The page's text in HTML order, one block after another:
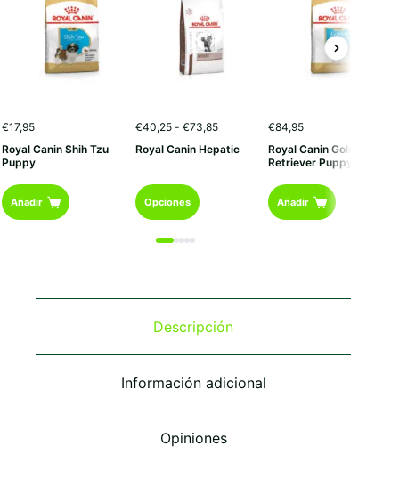
€17,95
Royal Canin Shih Tzu
Puppy
Añadir
€40,25 - €73,85Rango
precios:
Royal Canin Hepatic
Opciones
Este
producto
múltiples
opciones
pueden
elegir
la
página
producto
€84,95
Royal Canin Golden
Retriever Puppy
Añadir
Descripción
Información adicional
Opiniones